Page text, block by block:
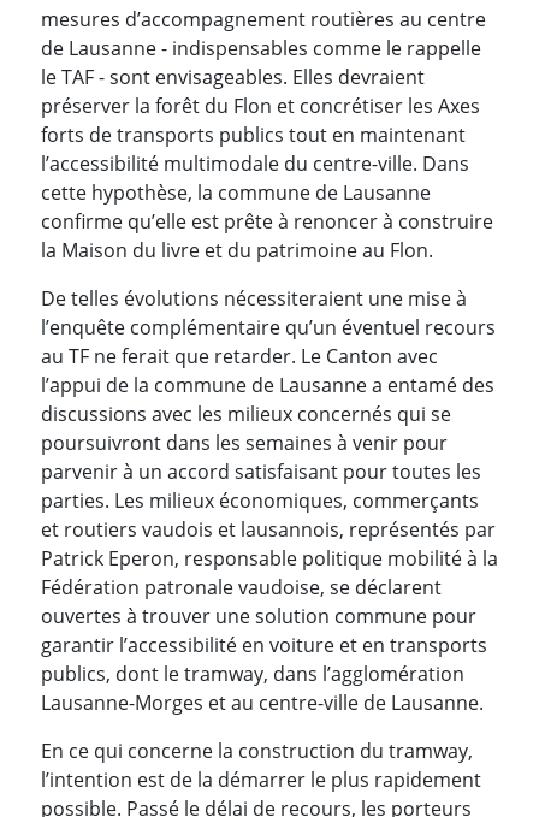
mesures d’accompagnement routières au centre
de Lausanne - indispensables comme le rappelle
le TAF - sont envisageables. Elles devraient
préserver la forêt du Flon et concrétiser les Axes
forts de transports publics tout en maintenant
l’accessibilité multimodale du centre-ville. Dans
cette hypothèse, la commune de Lausanne
confirme qu’elle est prête à renoncer à construire
la Maison du livre et du patrimoine au Flon.
De telles évolutions nécessiteraient une mise à
l’enquête complémentaire qu’un éventuel recours
au TF ne ferait que retarder. Le Canton avec
l’appui de la commune de Lausanne a entamé des
discussions avec les milieux concernés qui se
poursuivront dans les semaines à venir pour
parvenir à un accord satisfaisant pour toutes les
parties. Les milieux économiques, commerçants
et routiers vaudois et lausannois, représentés par
Patrick Eperon, responsable politique mobilité à la
Fédération patronale vaudoise, se déclarent
ouvertes à trouver une solution commune pour
garantir l’accessibilité en voiture et en transports
publics, dont le tramway, dans l’agglomération
Lausanne-Morges et au centre-ville de Lausanne.
En ce qui concerne la construction du tramway,
l’intention est de la démarrer le plus rapidement
possible. Passé le délai de recours, les porteurs